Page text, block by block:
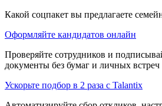
Какой соцпакет вы предлагаете
Оформляйте кандидатов онлайн
Проверяйте сотрудников и
документы без бумаг и личных встреч
Ускорьте подбор в 2 раза с Talantix